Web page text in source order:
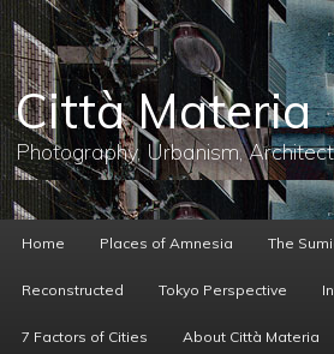
メ
イ
ン
コ
ン
テ
ン
へ
移
動
サ
ブ
コ
ン
テ
ン
ツ
移
動
Città Materia
Photography, Urbanism,
Home Places of Amnesia The
Reconstructed Tokyo Perspective
7 Factors of Cities About Città Materia